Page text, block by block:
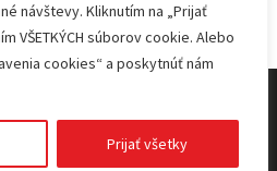
návštevy. Kliknutím na „Prijať
VŠETKÝCH súborov cookie. Alebo
cookies“ a poskytnúť nám
Prijať všetky